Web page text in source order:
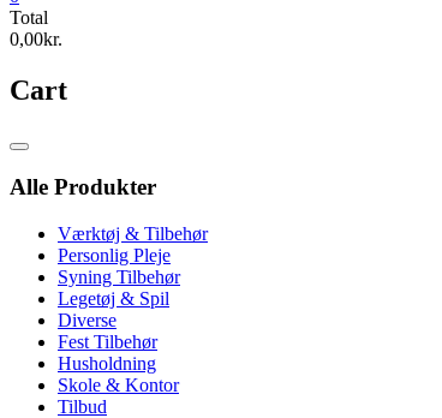
Total
0,00kr.
Cart
Catalog
Alle Produkter
Værktøj & Tilbehør
Personlig Pleje
Syning Tilbehør
Legetøj & Spil
Diverse
Fest Tilbehør
Husholdning
Skole & Kontor
Tilbud